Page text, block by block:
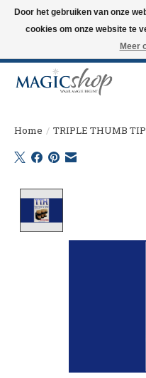
Altijd de nieuwste trucs op
Langskomen in onze winkel? Bel
Home / TRIPLE THUMB
Door het gebruiken van onze
cookies om onze website te
Meer